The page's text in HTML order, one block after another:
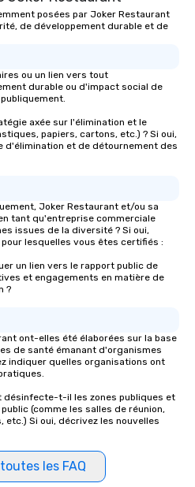
posées par Joker Restaurant
de développement durable et de
ou un lien vers tout
durable ou d'impact social de
axée sur l'élimination et le
papiers, cartons, etc.) ? Si oui,
et de détournement des
Joker Restaurant et/ou sa
tant qu'entreprise commerciale
issues de la diversité ? Si oui,
lesquelles vous êtes certifiés :
un lien vers le rapport public de
et engagements en matière de
?
ont-elles été élaborées sur la base
de santé émanant d'organismes
indiquer quelles organisations ont
t-il les zones publiques et
(comme les salles de réunion,
Si oui, décrivez les nouvelles
les FAQ